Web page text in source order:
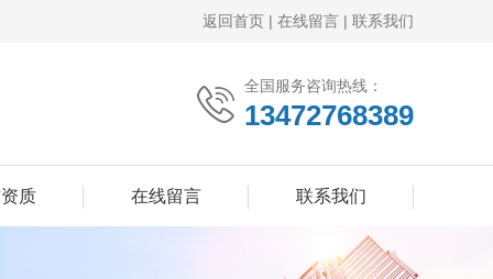
返回首页 | 在线留言 | 联系我们
全国服务咨询热线：
13472768389
质 在线留言 联系我们